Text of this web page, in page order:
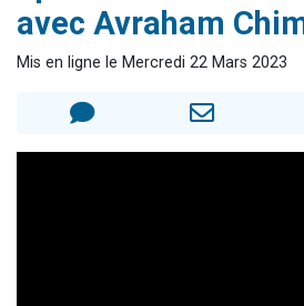
30 personnes viennent de faire
12 nouvelles
avec Avraham
Mis en ligne le Mercredi 22 Mars 2023